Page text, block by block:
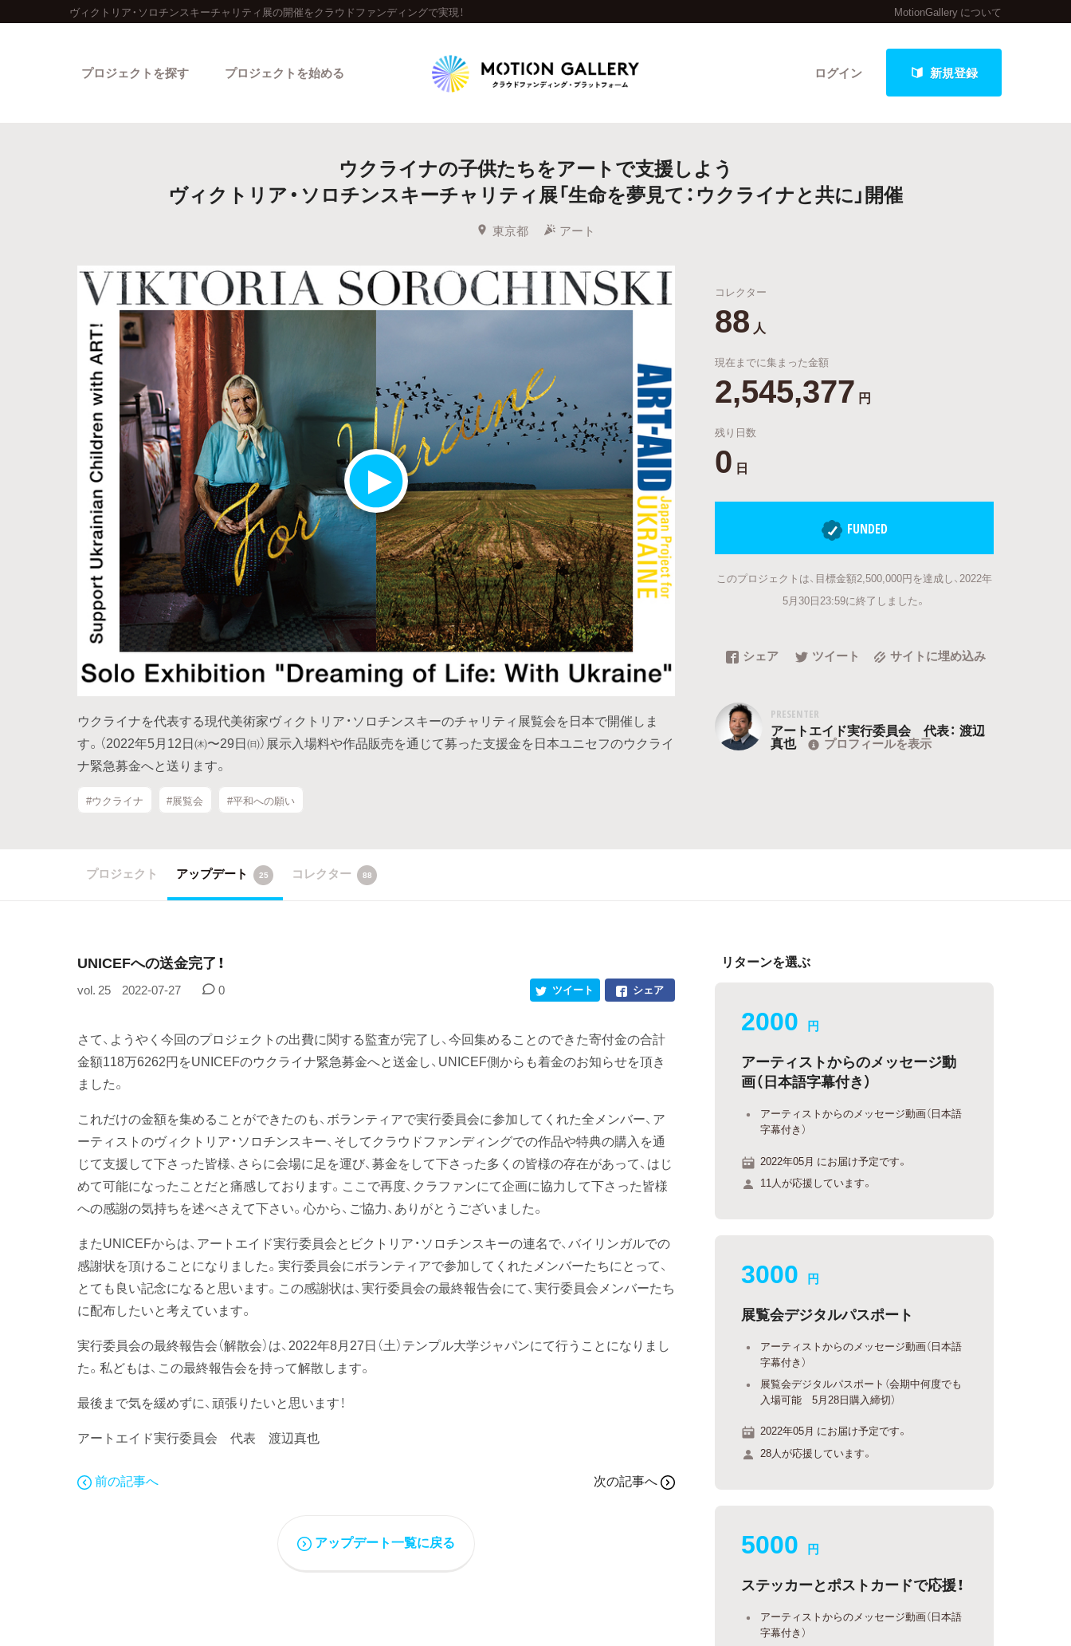
ヴィクトリア・ソロチンスキーチャリティ展の開催をクラウドファンディングで実現！ MotionGallery について
ログイン 新規登録
プロジェクトを探す
人気のプロジェクト 新着プロジェクト 終了間近のプロジェクト
Feature
プロジェクトを始める
ウクライナの子供たちをアートで支援しよう
ヴィクトリア・ソロチンスキーチャリティ展「生命を夢見て：ウクライナと共に」開催
東京都 アート
ウクライナを代表する現代美術家ヴィクトリア・ソロチンスキーのチャリティ展覧会を日本で開催しま
す。（2022年5月12日㈭〜29日㈰）展示入場料や作品販売を通じて募った支援金を日本ユニセフのウクライ
ナ緊急募金へと送ります。
#ウクライナ #展覧会 #平和への願い
コレクター
88 人
現在までに集まった金額
2,545,377 円
残り日数
0 日
FUNDED
このプロジェクトは、目標金額2,500,000円を達成し、2022年
5月30日23:59に終了しました。
シェア ツイート サイトに埋め込み
PRESENTER
アートエイド実行委員会 代表： 渡辺
真也 プロフィールを表示
プロジェクト アップデート 25 コレクター 88
UNICEFへの送金完了！
vol. 25 2022-07-27 0 シェア
ツイート
さて、ようやく今回のプロジェクトの出費に関する監査が完了し、今回集めることのできた寄付金の合計
金額118万6262円をUNICEFのウクライナ緊急募金へと送金し、UNICEF側からも着金のお知らせを頂き
ました。
これだけの金額を集めることができたのも、ボランティアで実行委員会に参加してくれた全メンバー、ア
ーティストのヴィクトリア・ソロチンスキー、そしてクラウドファンディングでの作品や特典の購入を通
じて支援して下さった皆様、さらに会場に足を運び、募金をして下さった多くの皆様の存在があって、はじ
めて可能になったことだと痛感しております。ここで再度、クラファンにて企画に協力して下さった皆様
への感謝の気持ちを述べさえて下さい。心から、ご協力、ありがとうございました。
またUNICEFからは、アートエイド実行委員会とビクトリア・ソロチンスキーの連名で、バイリンガルでの
感謝状を頂けることになりました。実行委員会にボランティアで参加してくれたメンバーたちにとって、
とても良い記念になると思います。この感謝状は、実行委員会の最終報告会にて、実行委員会メンバーたち
に配布したいと考えています。
実行委員会の最終報告会（解散会）は、2022年8月27日（土）テンプル大学ジャパンにて行うことになりまし
た。私どもは、この最終報告会を持って解散します。
最後まで気を緩めずに、頑張りたいと思います！
アートエイド実行委員会 代表 渡辺真也
前の記事へ 次の記事へ
アップデート一覧に戻る
リターンを選ぶ
2000 円
アーティストからのメッセージ動
画（日本語字幕付き）
アーティストからのメッセージ動画（日本語
字幕付き）
2022年05月 にお届け予定です。
11人が応援しています。
3000 円
展覧会デジタルパスポート
アーティストからのメッセージ動画（日本語
字幕付き）
展覧会デジタルパスポート（会期中何度でも
入場可能 5月28日購入締切）
2022年05月 にお届け予定です。
28人が応援しています。
5000 円
ステッカーとポストカードで応援！
アーティストからのメッセージ動画（日本語
字幕付き）